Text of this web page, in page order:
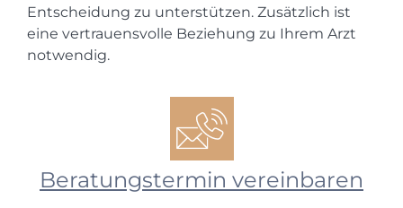
Entscheidung zu unterstützen. Zusätzlich ist
eine vertrauensvolle Beziehung zu Ihrem Arzt
notwendig.
Beratungstermin vereinbaren